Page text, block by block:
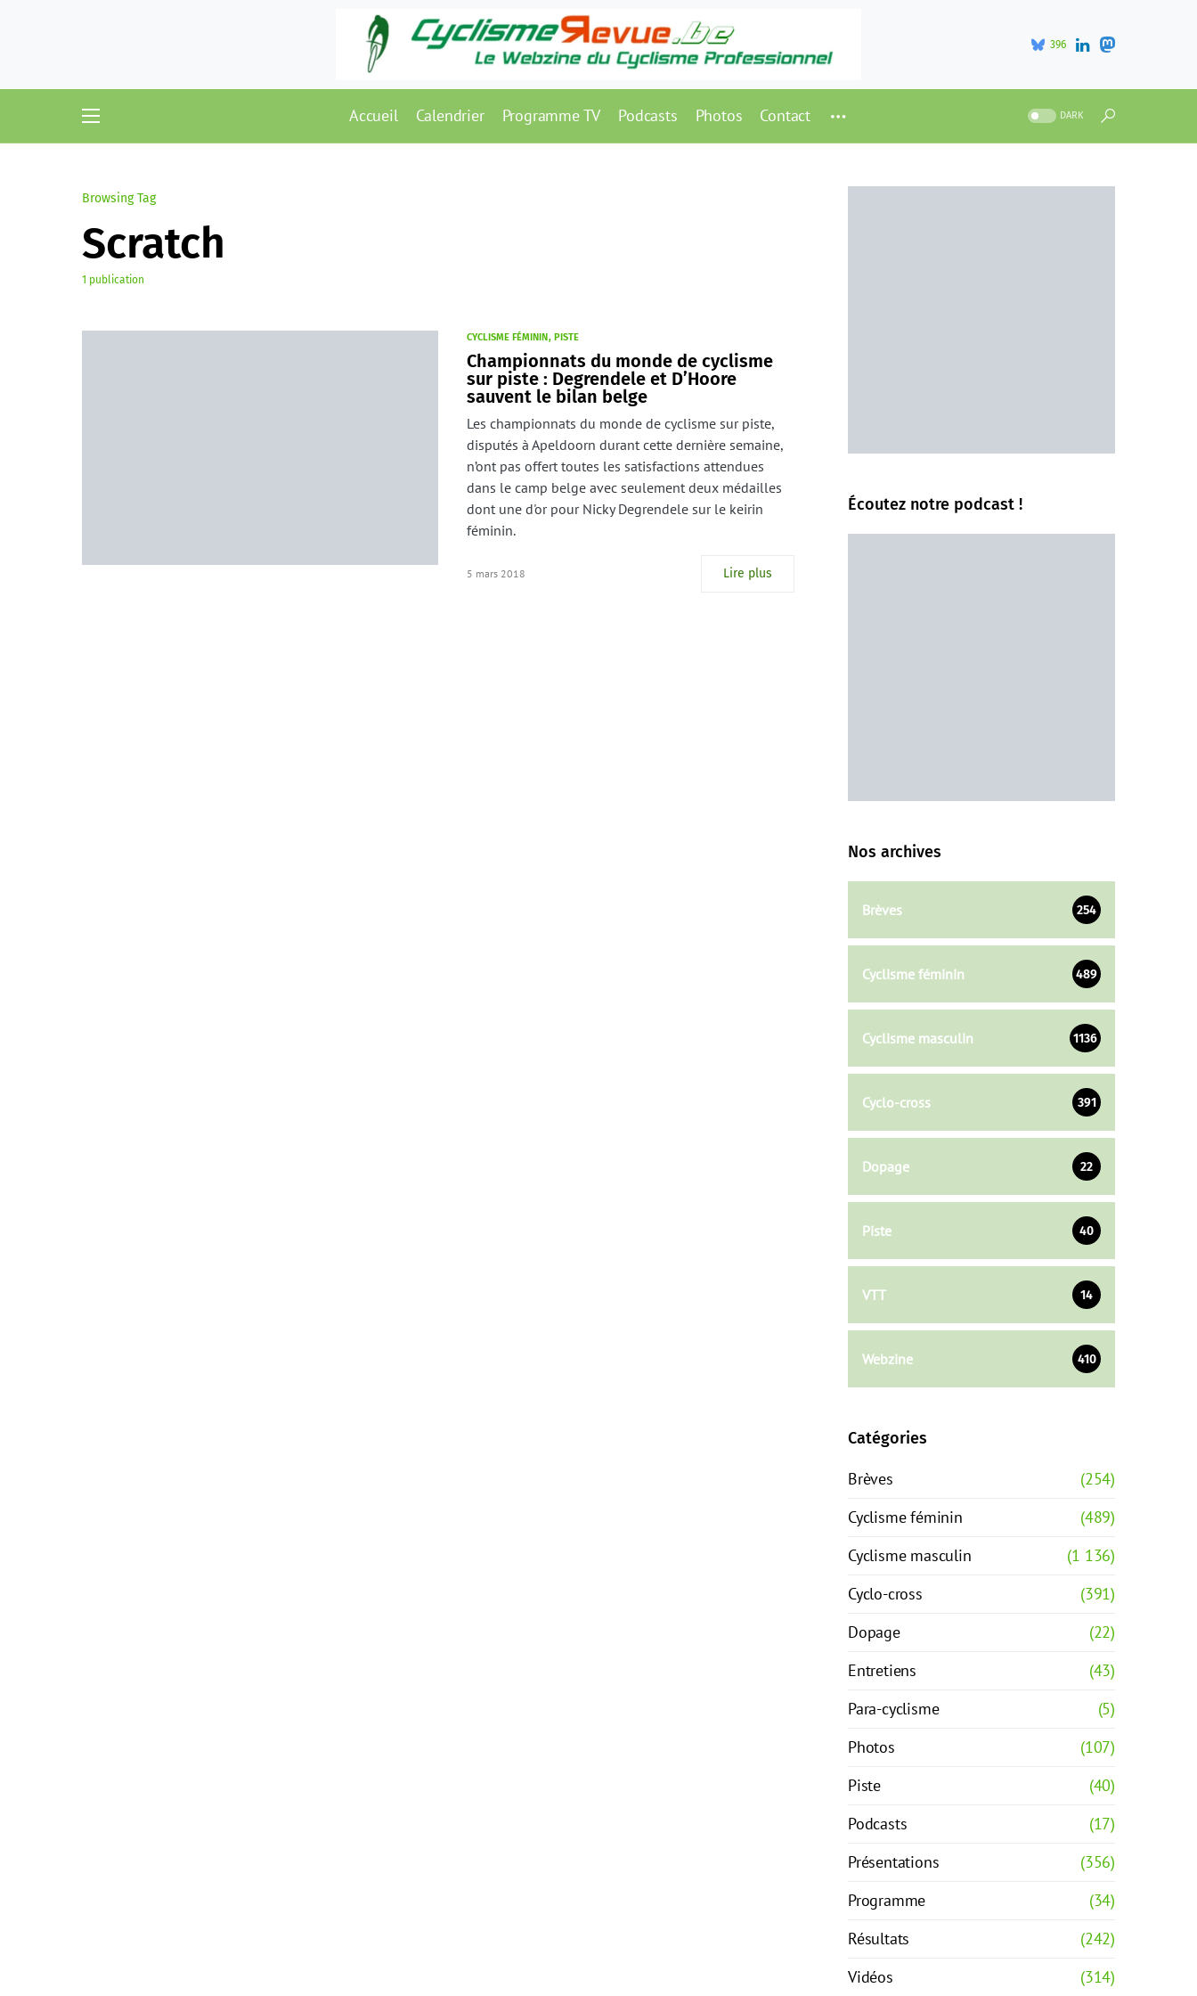
396
Accueil Calendrier Programme TV Podcasts Photos Contact DARK
Browsing Tag
Scratch
1 publication
CYCLISME FÉMININ PISTE
Championnats du monde de cyclisme
sur piste : Degrendele et D’Hoore
sauvent le bilan belge
Les championnats du monde de cyclisme sur piste,
disputés à Apeldoorn durant cette dernière semaine,
n’ont pas offert toutes les satisfactions attendues
dans le camp belge avec seulement deux médailles
dont une d'or pour Nicky Degrendele sur le keirin
féminin.
5 mars 2018 Lire plus
Écoutez notre podcast !
Nos archives
Brèves 254
Cyclisme féminin 489
Cyclisme masculin 1136
Cyclo-cross 391
Dopage 22
Piste 40
VTT 14
Webzine 410
Catégories
Brèves
(254)
Cyclisme féminin
(489)
Cyclisme masculin
(1 136)
Cyclo-cross
(391)
Dopage
(22)
Entretiens
(43)
Para-cyclisme
(5)
Photos
(107)
Piste
(40)
Podcasts
(17)
Présentations
(356)
Programme
(34)
Résultats
(242)
Vidéos
(314)